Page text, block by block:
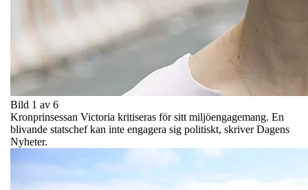
Bild 1 av 6
Kronprinsessan Victoria kritiseras för sitt miljöengagemang. En
blivande statschef kan inte engagera sig politiskt, skriver Dagens
Nyheter.